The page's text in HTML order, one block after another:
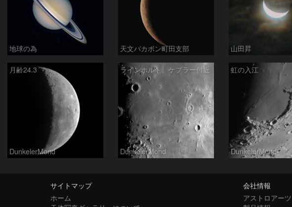
地球の為 天文バカボン町田支部 山田昇
月齢24.3
DunkelerMond
ラインホルト、ケプラー付近
DunkelerMond
虹の入江
DunkelerMond
サイトマップ
ホーム
会社情報
アストロアーツ